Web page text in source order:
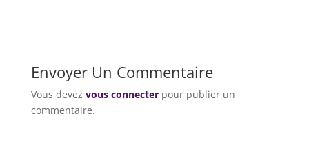
Envoyer Un Commentaire
Vous devez vous connecterpour publier un
commentaire.